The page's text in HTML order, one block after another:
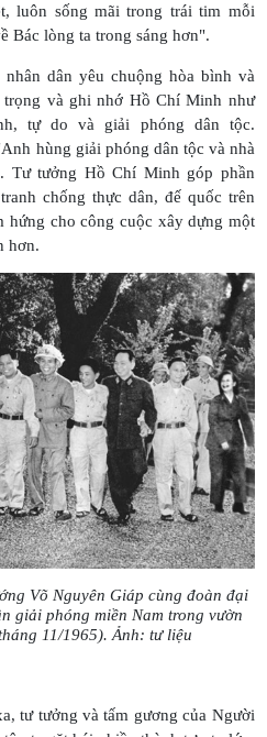
luôn sống mãi trong trái tim mỗi
Bác lòng ta trong sáng hơn".
dân yêu chuộng hòa bình và
và ghi nhớ Hồ Chí Minh như
tự do và giải phóng dân tộc.
hùng giải phóng dân tộc và nhà
Tư tưởng Hồ Chí Minh góp phần
chống thực dân, đế quốc trên
hứng cho công cuộc xây dựng một
hơn.
Võ Nguyên Giáp cùng đoàn đại
giải phóng miền Nam trong vườn
11/1965). Ảnh: tư liệu
tư tưởng và tấm gương của Người